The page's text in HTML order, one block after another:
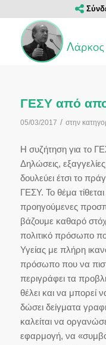
ΓΕΣΥ από
05/03/2017 / στην
Η συζήτηση για το
Δηλώσεις,
δουλεύει έτσι το
ΓΕΣΥ. Το θέμα
προηγούμενες
βάζουμε καθαρό
πολιτικό πρόσωπο
Υγείας με πλήρη
πρόσωπο που να
περιγράφει τα
θέλει και να μπορεί
δώσει δείγματα
καλείται να
εφαρμογή, να